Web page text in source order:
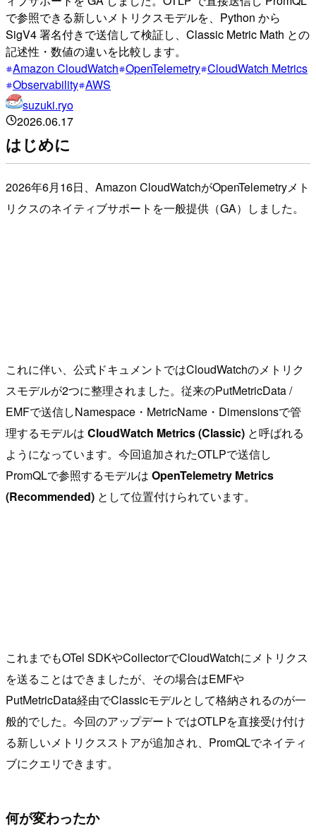
で参照できる新しいメトリクスモデルを、Python から
SigV4 署名付きで送信して検証し、Classic Metric Math との
記述性・数値の違いを比較します。
Amazon CloudWatch OpenTelemetry CloudWatch Metrics
Observability AWS
suzuki.ryo
2026.06.17
はじめに
2026年6月16日、Amazon CloudWatchがOpenTelemetryメト
リクスのネイティブサポートを一般提供（GA）しました。
これに伴い、公式ドキュメントではCloudWatchのメトリク
スモデルが2つに整理されました。従来のPutMetricData /
EMFで送信しNamespace・MetricName・Dimensionsで管
理するモデルは CloudWatch Metrics (Classic) と呼ばれる
ようになっています。今回追加されたOTLPで送信し
PromQLで参照するモデルは OpenTelemetry Metrics
(Recommended) として位置付けられています。
これまでもOTel SDKやCollectorでCloudWatchにメトリクス
を送ることはできましたが、その場合はEMFや
PutMetricData経由でClassicモデルとして格納されるのが一
般的でした。今回のアップデートではOTLPを直接受け付け
る新しいメトリクスストアが追加され、PromQLでネイティ
ブにクエリできます。
何が変わったか